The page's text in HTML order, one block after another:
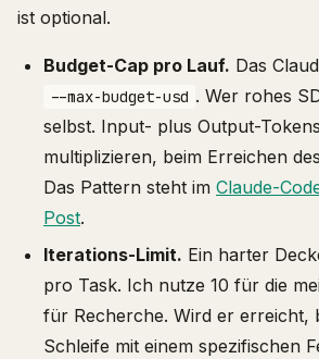
ist optional.
Budget-Cap pro Lauf. Das
--max-budget-usd . Wer rohes
selbst. Input- plus Output-
multiplizieren, beim Erreichen
Das Pattern steht im Claude-
Post.
Iterations-Limit. Ein harter
pro Task. Ich nutze 10 für die
für Recherche. Wird er erreicht,
Schleife mit einem spezifischen